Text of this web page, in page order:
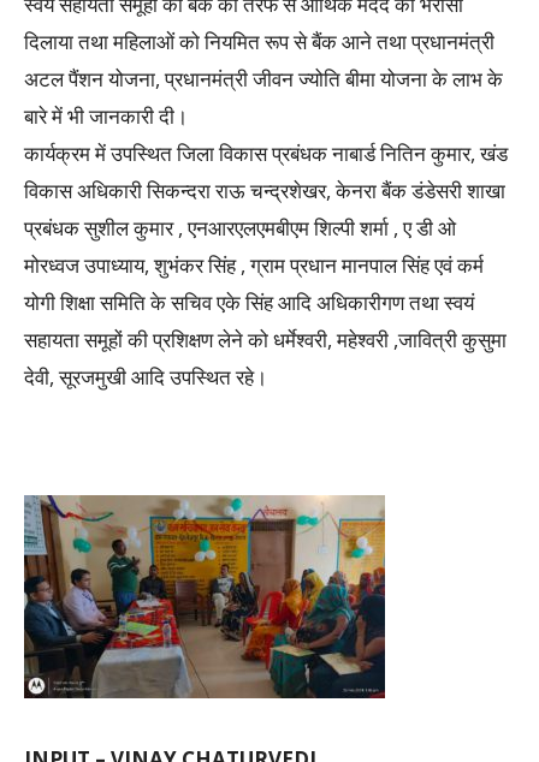
दिलाया तथा महिलाओं को नियमित रूप से बैंक आने तथा प्रधानमंत्री
अटल पैंशन योजना, प्रधानमंत्री जीवन ज्योति बीमा योजना के लाभ के
बारे में भी जानकारी दी।
कार्यक्रम में उपस्थित जिला विकास प्रबंधक नाबार्ड नितिन कुमार, खंड
विकास अधिकारी सिकन्दरा राऊ चन्द्रशेखर, केनरा बैंक डंडेसरी शाखा
प्रबंधक सुशील कुमार , एनआरएलएमबीएम शिल्पी शर्मा , ए डी ओ
मोरध्वज उपाध्याय, शुभंकर सिंह , ग्राम प्रधान मानपाल सिंह एवं कर्म
योगी शिक्षा समिति के सचिव एके सिंह आदि अधिकारीगण तथा स्वयं
सहायता समूहों की प्रशिक्षण लेने को धर्मेश्वरी, महेश्वरी ,जावित्री कुसुमा
देवी, सूरजमुखी आदि उपस्थित रहे।